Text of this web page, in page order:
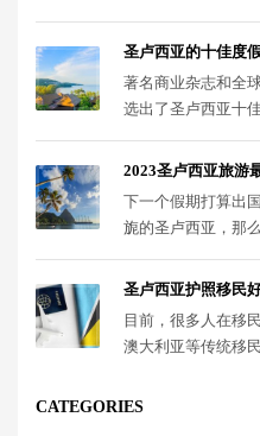
圣卢西亚的十佳度
著名商业杂志和全
选出了圣卢西亚十
2023圣卢西亚旅游
下一个假期打算出
旎的圣卢西亚，那
圣卢西亚护照移民
目前，很多人在移
澳大利亚等传统移
CATEGORIES